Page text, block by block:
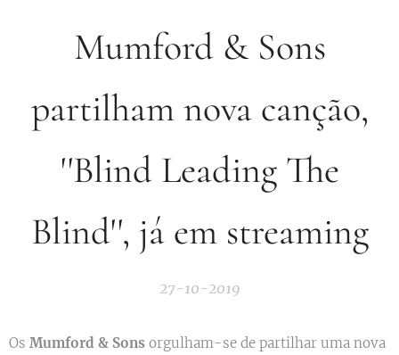
Mumford & Sons
partilham nova canção,
''Blind Leading The
Blind'', já em streaming
27-10-2019
Os Mumford & Sons orgulham-se de partilhar uma nova